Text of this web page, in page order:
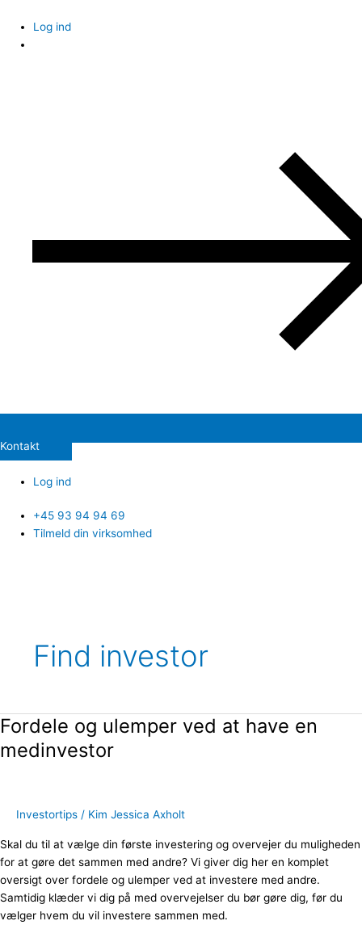
content
Log ind
Kontakt
Log ind
+45 93 94 94 69
Tilmeld din virksomhed
Find investor
Fordele og ulemper ved at have en
medinvestor
Investortips / Kim Jessica Axholt
Skal du til at vælge din første investering og overvejer du muligheden
for at gøre det sammen med andre? Vi giver dig her en komplet
oversigt over fordele og ulemper ved at investere med andre.
Samtidig klæder vi dig på med overvejelser du bør gøre dig, før du
vælger hvem du vil investere sammen med.
Fordele
ulemper
have
medinvestor